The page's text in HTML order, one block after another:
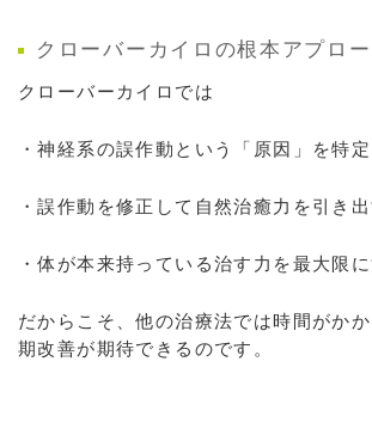
クローバーカイロの根本アプロ
クローバーカイロでは
・神経系の誤作動という「原因」を特定
・誤作動を修正して自然治癒力を引き出
・体が本来持っている治す力を最大限
だからこそ、他の治療法では時間がか
期改善が期待できるのです。